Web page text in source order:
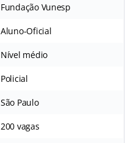
Fundação Vunesp
Aluno-Oficial
Nível médio
Policial
São Paulo
200 vagas